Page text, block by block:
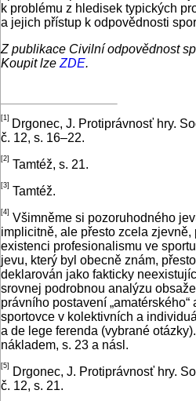
k problému z hledisek typických
a jejich přístup k odpovědnosti
Z publikace Civilní odpovědnost
Koupit lze ZDE.
[1]
Drgonec, J. Protiprávnosť hry.
č. 12, s. 16–22.
[2] Tamtéž, s. 21.
[3] Tamtéž.
[4] Všimněme si pozoruhodného
implicitně, ale přesto zcela
existenci profesionalismu ve
jevu, který byl obecně znám,
deklarován jako fakticky
srovnej podrobnou analýzu
právního postavení „amatérského“
sportovce v kolektivních a
a de lege ferenda (vybrané
nákladem, s. 23 a násl.
[5]
Drgonec, J. Protiprávnosť hry.
č. 12, s. 21.